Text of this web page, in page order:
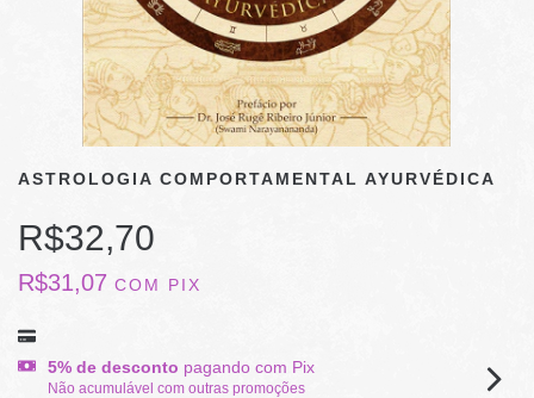
ASTROLOGIA COMPORTAMENTAL AYURVÉDICA
R$32,70
R$31,07 COM PIX
5% de desconto pagando com Pix
Não acumulável com outras promoções